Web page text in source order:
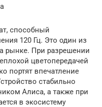
способный
120 Гц. Это один из
рынке. При разрешении
цветопередачей
портят впечатление
стабильно
Алиса, а также при
в экосистему